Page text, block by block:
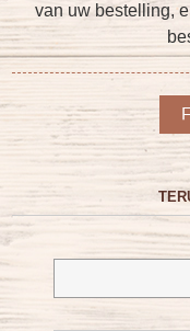
van uw bestelling,